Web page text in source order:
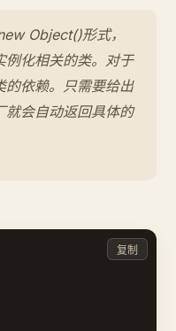
Object()形式，
例化相关的类。对于
的依赖。只需要给出
就会自动返回具体的
复制